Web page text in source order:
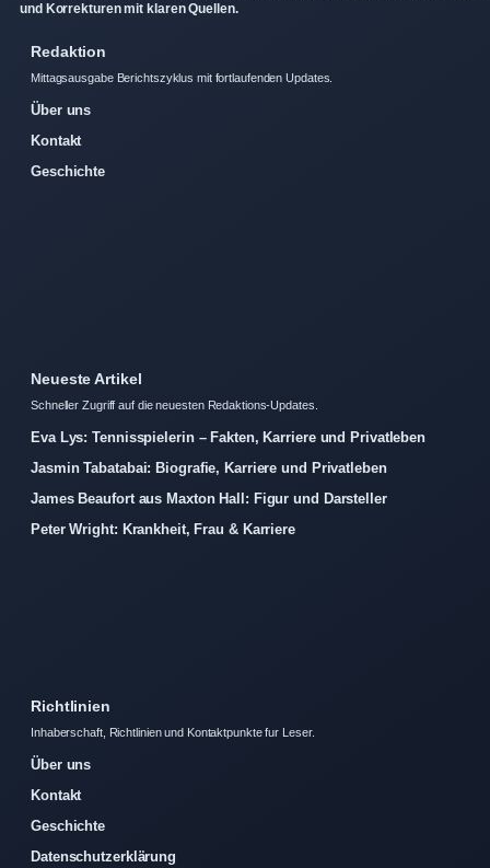
und Korrekturen mit klaren Quellen.
Redaktion
Mittagsausgabe Berichtszyklus mit fortlaufenden Updates.
Über uns
Kontakt
Geschichte
Neueste Artikel
Schneller Zugriff auf die neuesten Redaktions-Updates.
Eva Lys: Tennisspielerin – Fakten, Karriere und Privatleben
Jasmin Tabatabai: Biografie, Karriere und Privatleben
James Beaufort aus Maxton Hall: Figur und Darsteller
Peter Wright: Krankheit, Frau & Karriere
Richtlinien
Inhaberschaft, Richtlinien und Kontaktpunkte fur Leser.
Über uns
Kontakt
Geschichte
Datenschutzerklärung